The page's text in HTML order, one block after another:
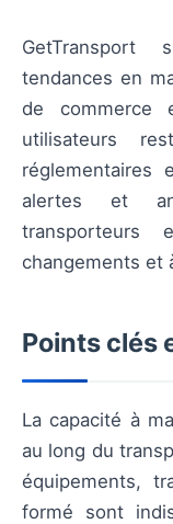
GetTransport
tendances en
de commerce
utilisateurs
réglementaires
alertes et
changements et
Points clés
La capacité à
au long du
équipements,
formé sont